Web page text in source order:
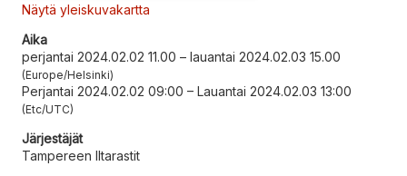
Näytä yleiskuvakartta
Aika
perjantai 2024.02.02 11.00 – lauantai 2024.02.03 15.00
Europe/Helsinki
Perjantai 2024.02.02 09:00 – Lauantai 2024.02.03 13:00
Etc/UTC
Järjestäjät
Tampereen Iltarastit